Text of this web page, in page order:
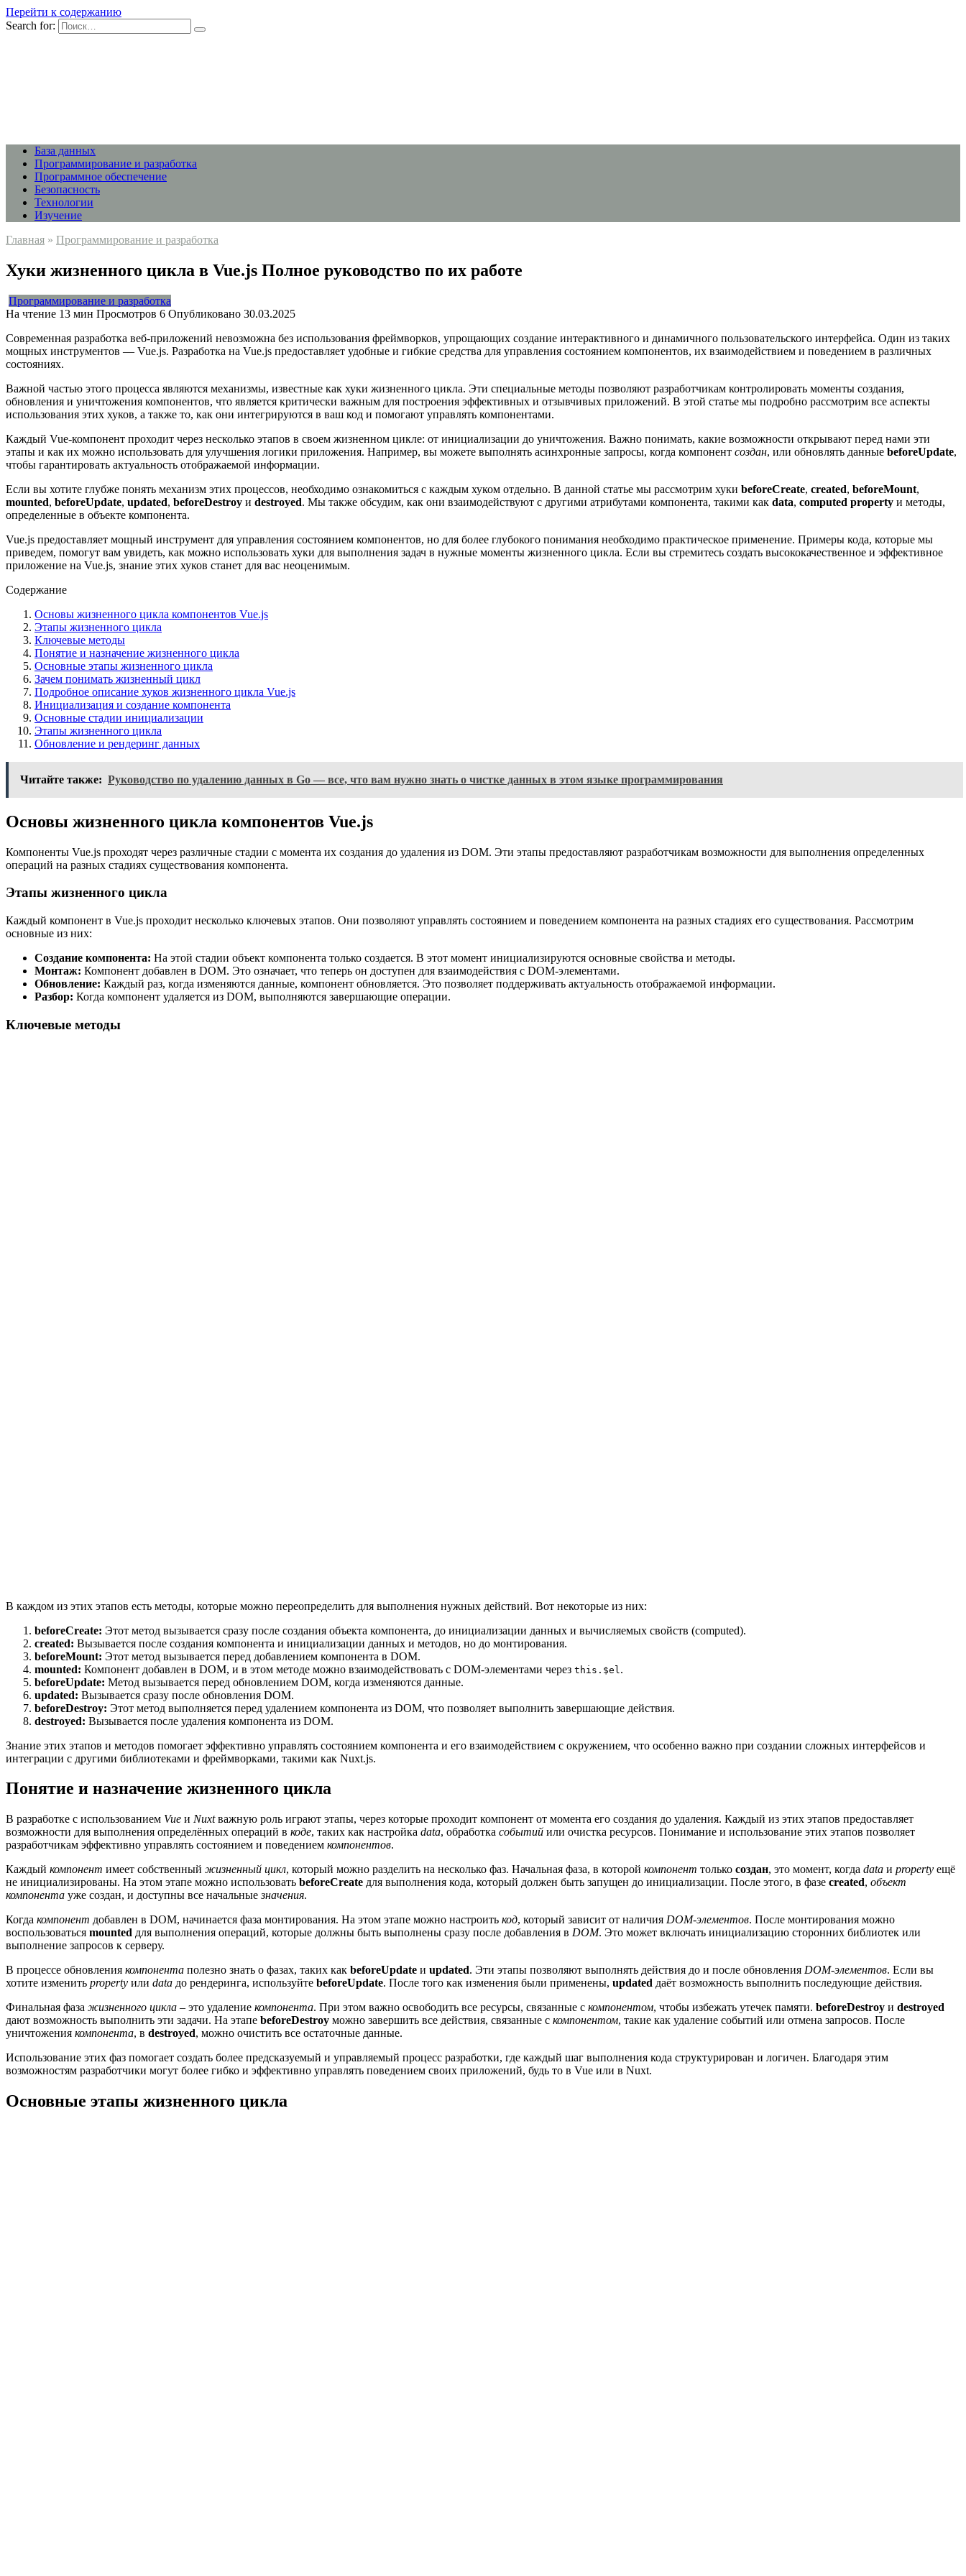
Перейти к содержанию
Search for:
База данных
Программирование и разработка
Программное обеспечение
Безопасность
Технологии
Изучение
Главная » Программирование и разработка
Хуки жизненного цикла в Vue.js Полное руководство по их работе
Программирование и разработка
На чтение 13 мин Просмотров 6 Опубликовано 30.03.2025
Современная разработка веб-приложений невозможна без использования фреймворков, упрощающих создание интерактивного и динамичного пользовательского интерфейса. Один из таких
мощных инструментов — Vue.js. Разработка на Vue.js предоставляет удобные и гибкие средства для управления состоянием компонентов, их взаимодействием и поведением в различных
состояниях.
Важной частью этого процесса являются механизмы, известные как хуки жизненного цикла. Эти специальные методы позволяют разработчикам контролировать моменты создания,
обновления и уничтожения компонентов, что является критически важным для построения эффективных и отзывчивых приложений. В этой статье мы подробно рассмотрим все аспекты
использования этих хуков, а также то, как они интегрируются в ваш код и помогают управлять компонентами.
Каждый Vue-компонент проходит через несколько этапов в своем жизненном цикле: от инициализации до уничтожения. Важно понимать, какие возможности открывают перед нами эти
этапы и как их можно использовать для улучшения логики приложения. Например, вы можете выполнять асинхронные запросы, когда компонент создан, или обновлять данные beforeUpdate,
чтобы гарантировать актуальность отображаемой информации.
Если вы хотите глубже понять механизм этих процессов, необходимо ознакомиться с каждым хуком отдельно. В данной статье мы рассмотрим хуки beforeCreate, created, beforeMount,
mounted, beforeUpdate, updated, beforeDestroy и destroyed. Мы также обсудим, как они взаимодействуют с другими атрибутами компонента, такими как data, computed property и методы,
определенные в объекте компонента.
Vue.js предоставляет мощный инструмент для управления состоянием компонентов, но для более глубокого понимания необходимо практическое применение. Примеры кода, которые мы
приведем, помогут вам увидеть, как можно использовать хуки для выполнения задач в нужные моменты жизненного цикла. Если вы стремитесь создать высококачественное и эффективное
приложение на Vue.js, знание этих хуков станет для вас неоценимым.
Содержание
Основы жизненного цикла компонентов Vue.js
Этапы жизненного цикла
Ключевые методы
Понятие и назначение жизненного цикла
Основные этапы жизненного цикла
Зачем понимать жизненный цикл
Подробное описание хуков жизненного цикла Vue.js
Инициализация и создание компонента
Основные стадии инициализации
Этапы жизненного цикла
Обновление и рендеринг данных
Читайте также: Руководство по удалению данных в Go — все, что вам нужно знать о чистке данных в этом языке программирования
Основы жизненного цикла компонентов Vue.js
Компоненты Vue.js проходят через различные стадии с момента их создания до удаления из DOM. Эти этапы предоставляют разработчикам возможности для выполнения определенных
операций на разных стадиях существования компонента.
Этапы жизненного цикла
Каждый компонент в Vue.js проходит несколько ключевых этапов. Они позволяют управлять состоянием и поведением компонента на разных стадиях его существования. Рассмотрим
основные из них:
Создание компонента: На этой стадии объект компонента только создается. В этот момент инициализируются основные свойства и методы.
Монтаж: Компонент добавлен в DOM. Это означает, что теперь он доступен для взаимодействия с DOM-элементами.
Обновление: Каждый раз, когда изменяются данные, компонент обновляется. Это позволяет поддерживать актуальность отображаемой информации.
Разбор: Когда компонент удаляется из DOM, выполняются завершающие операции.
Ключевые методы
В каждом из этих этапов есть методы, которые можно переопределить для выполнения нужных действий. Вот некоторые из них:
beforeCreate: Этот метод вызывается сразу после создания объекта компонента, до инициализации данных и вычисляемых свойств (computed).
created: Вызывается после создания компонента и инициализации данных и методов, но до монтирования.
beforeMount: Этот метод вызывается перед добавлением компонента в DOM.
mounted: Компонент добавлен в DOM, и в этом методе можно взаимодействовать с DOM-элементами через this.$el .
beforeUpdate: Метод вызывается перед обновлением DOM, когда изменяются данные.
updated: Вызывается сразу после обновления DOM.
beforeDestroy: Этот метод выполняется перед удалением компонента из DOM, что позволяет выполнить завершающие действия.
destroyed: Вызывается после удаления компонента из DOM.
Знание этих этапов и методов помогает эффективно управлять состоянием компонента и его взаимодействием с окружением, что особенно важно при создании сложных интерфейсов и
интеграции с другими библиотеками и фреймворками, такими как Nuxt.js.
Понятие и назначение жизненного цикла
В разработке с использованием Vue и Nuxtважную роль играют этапы, через которые проходит компонент от момента его создания до удаления. Каждый из этих этапов предоставляет
возможности для выполнения определённых операций в коде, таких как настройка data, обработка событий или очистка ресурсов. Понимание и использование этих этапов позволяет
разработчикам эффективно управлять состоянием и поведением компонентов.
Каждый компонент имеет собственный жизненный цикл, который можно разделить на несколько фаз. Начальная фаза, в которой компонент только создан, это момент, когда data и property ещё
не инициализированы. На этом этапе можно использовать beforeCreate для выполнения кода, который должен быть запущен до инициализации. После этого, в фазе created, объект
компонента уже создан, и доступны все начальныезначения.
Когда компонент добавлен в DOM, начинается фаза монтирования. На этом этапе можно настроить код, который зависит от наличия DOM-элементов. После монтирования можно
воспользоваться mounted для выполнения операций, которые должны быть выполнены сразу после добавления в DOM. Это может включать инициализацию сторонних библиотек или
выполнение запросов к серверу.
В процессе обновления компонента полезно знать о фазах, таких как beforeUpdate и updated. Эти этапы позволяют выполнять действия до и после обновления DOM-элементов. Если вы
хотите изменить property или data до рендеринга, используйте beforeUpdate. После того как изменения были применены, updated даёт возможность выполнить последующие действия.
Финальная фаза жизненного цикла – это удаление компонента. При этом важно освободить все ресурсы, связанные с компонентом, чтобы избежать утечек памяти. beforeDestroy и destroyed
дают возможность выполнить эти задачи. На этапе beforeDestroy можно завершить все действия, связанные с компонентом, такие как удаление событий или отмена запросов. После
уничтожения компонента, в destroyed, можно очистить все остаточные данные.
Использование этих фаз помогает создать более предсказуемый и управляемый процесс разработки, где каждый шаг выполнения кода структурирован и логичен. Благодаря этим
возможностям разработчики могут более гибко и эффективно управлять поведением своих приложений, будь то в Vue или в Nuxt.
Основные этапы жизненного цикла